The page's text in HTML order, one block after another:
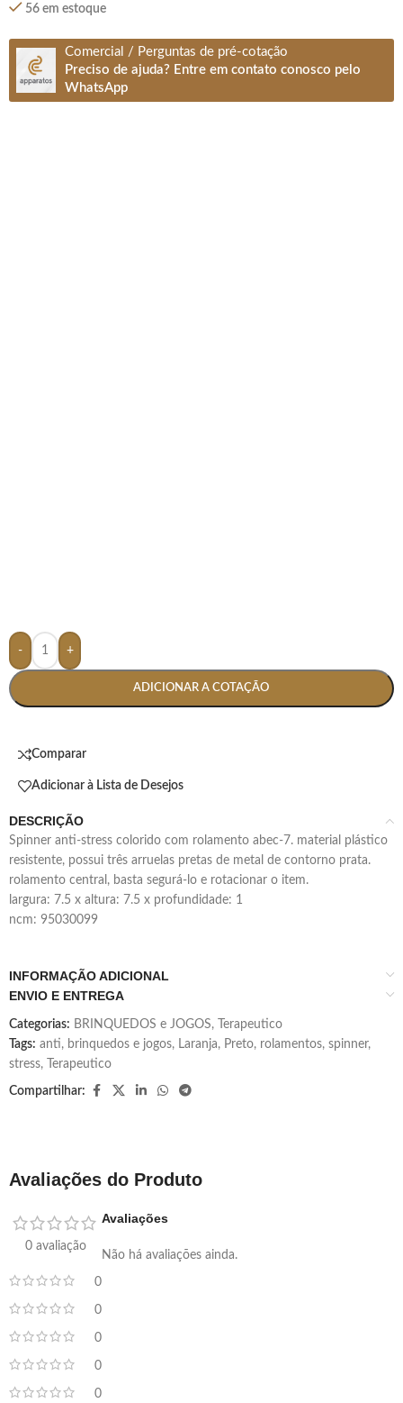
56 em estoque
Comercial / Perguntas de pré-cotação
Preciso de ajuda? Entre em contato conosco pelo
WhatsApp
- +
ADICIONAR A COTAÇÃO
Comparar
Adicionar à Lista de Desejos
DESCRIÇÃO
spinner anti-stress colorido com rolamento abec-7. material plástico
resistente, possui três arruelas pretas de metal de contorno prata.
rolamento central, basta segurá-lo e rotacionar o item.
largura: 7.5 x altura: 7.5 x profundidade: 1
ncm: 95030099
INFORMAÇÃO ADICIONAL
ENVIO E ENTREGA
Categorias: BRINQUEDOS e JOGOS,
Terapeutico
Tags: anti, brinquedos e jogos, Laranja, Preto, rolamentos, spinner,
stress, Terapeutico
Compartilhar:
Avaliações do Produto
0 avaliação
0
0
0
0
0
Avaliações
Não há avaliações ainda.